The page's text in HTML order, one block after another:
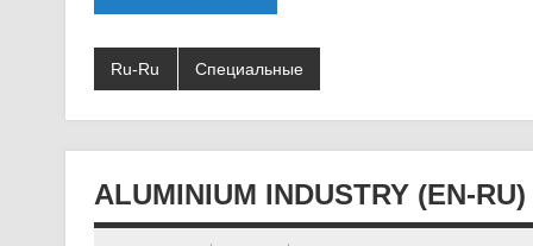
Ru-Ru Специальные
ALUMINIUM INDUSTRY (EN-RU)